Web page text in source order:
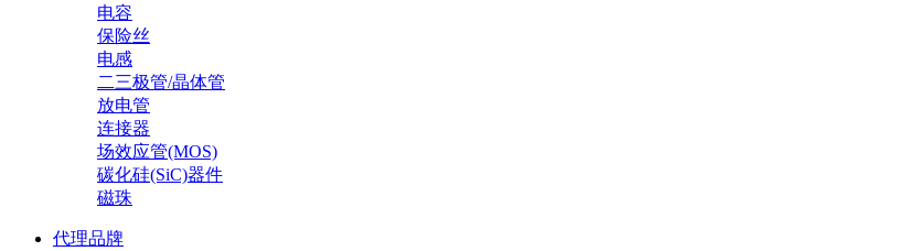
电容
保险丝
电感
二三极管/晶体管
放电管
连接器
场效应管(MOS)
碳化硅(SiC)器件
磁珠
代理品牌